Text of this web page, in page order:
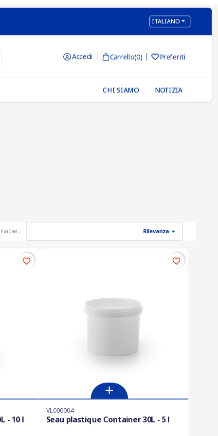
ITALIANO
Accedi Carrello(0) Preferiti
NOTIZIA
CHI SIAMO
per: Rilevanza 
- 10 l
favorite_border
VL000004
Seau plastique Container 30L - 5 l
favorite_border